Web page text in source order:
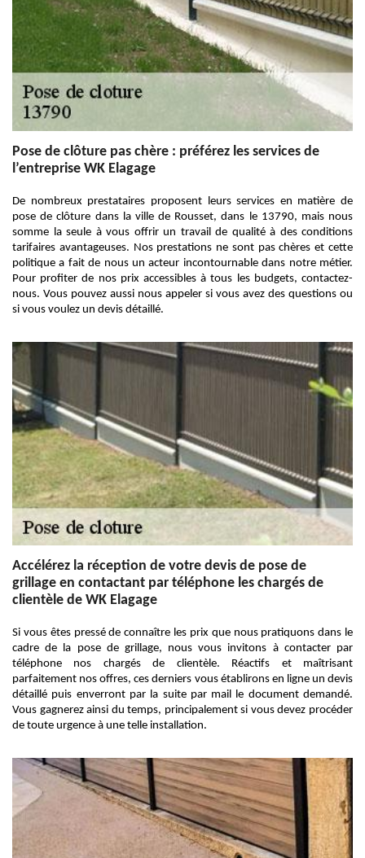
Pose de clôture pas chère : préférez les services de
l’entreprise WK Elagage
De nombreux prestataires proposent leurs services en matière de
pose de clôture dans la ville de Rousset, dans le 13790, mais nous
somme la seule à vous offrir un travail de qualité à des conditions
tarifaires avantageuses. Nos prestations ne sont pas chères et cette
politique a fait de nous un acteur incontournable dans notre métier.
Pour profiter de nos prix accessibles à tous les budgets, contactez-
nous. Vous pouvez aussi nous appeler si vous avez des questions ou
si vous voulez un devis détaillé.
Accélérez la réception de votre devis de pose de
grillage en contactant par téléphone les chargés de
clientèle de WK Elagage
Si vous êtes pressé de connaître les prix que nous pratiquons dans le
cadre de la pose de grillage, nous vous invitons à contacter par
téléphone nos chargés de clientèle. Réactifs et maîtrisant
parfaitement nos offres, ces derniers vous établirons en ligne un devis
détaillé puis enverront par la suite par mail le document demandé.
Vous gagnerez ainsi du temps, principalement si vous devez procéder
de toute urgence à une telle installation.